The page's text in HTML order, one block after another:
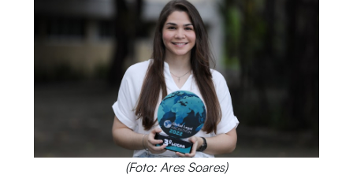
(Foto: Ares Soares)